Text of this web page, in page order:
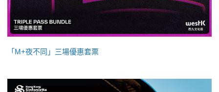
「M+夜不同」三場優惠套票